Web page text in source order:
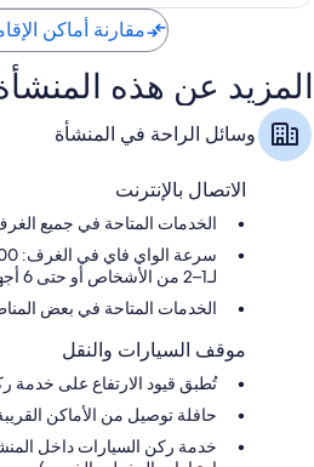
مقارنة أماكن
المزيد عن هذه
وسائل الراحة في المنشأة
الاتصال بالإنترنت
الخدمات المتاحة في جميع
لـ1–2 من الأشخاص أو حتى 6 أجهزة)
الخدمات المتاحة في بعض
موقف السيارات والنقل
تُطبق قيود الارتفاع على خدمة
حافلة توصيل من الأماكن